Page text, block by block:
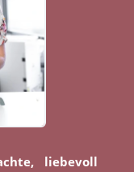
liebevoll